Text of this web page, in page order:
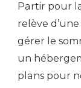
Partir pour
relève
gérer le
un
plans pour